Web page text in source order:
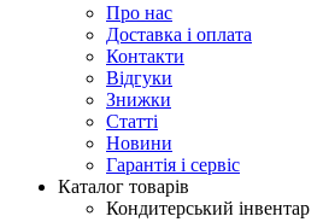
Про нас
Доставка і оплата
Контакти
Відгуки
Знижки
Статті
Новини
Гарантія і сервіс
Каталог товарів
Кондитерський інвентар